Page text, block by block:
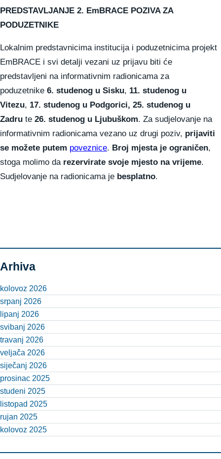
PREDSTAVLJANJE 2. EmBRACE POZIVA ZA
PODUZETNIKE
Lokalnim predstavnicima institucija i poduzetnicima projekt
EmBRACE i svi detalji vezani uz prijavu biti će
predstavljeni na informativnim radionicama za
poduzetnike 6. studenog u Sisku, 11. studenog u
Vitezu, 17. studenog u Podgorici, 25. studenog u
Zadru te 26. studenog u Ljubuškom. Za sudjelovanje na
informativnim radionicama vezano uz drugi poziv, prijaviti
se možete putem poveznice. Broj mjesta je ograničen,
stoga molimo da rezervirate svoje mjesto na vrijeme.
Sudjelovanje na radionicama je besplatno.
Arhiva
kolovoz 2026
srpanj 2026
lipanj 2026
svibanj 2026
travanj 2026
veljača 2026
siječanj 2026
prosinac 2025
studeni 2025
listopad 2025
rujan 2025
kolovoz 2025